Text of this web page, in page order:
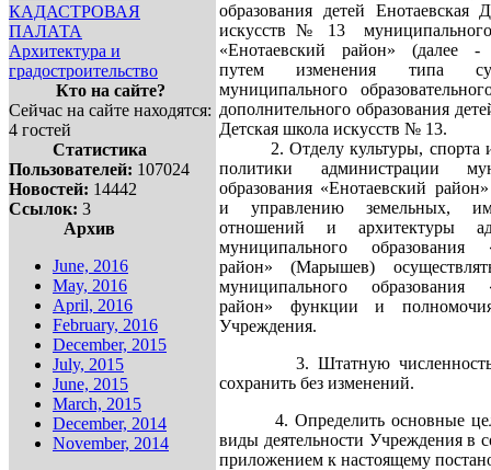
КАДАСТРОВАЯ
ПАЛАТА
Архитектура и
градостроительство
Кто на сайте?
Сейчас на сайте находятся:
4 гостей
Статистика
Пользователей: 107024
Новостей: 14442
Ссылок: 3
Архив
June, 2016
May, 2016
April, 2016
February, 2016
December, 2015
July, 2015
June, 2015
March, 2015
December, 2014
November, 2014
образования детей Енотаевская
искусств № 13 муниципального
«Енотаевский район» (далее -
путем изменения типа
муниципального
дополнительного образования
Детская школа искусств № 13.
2. Отделу культуры, спорта
политики администрации
образования «Енотаевский
и управлению земельных,
отношений и архитектуры
муниципального образования
район» (Марышев)
муниципального образования
район» функции и полномочия
Учреждения.
3. Штатную численность
сохранить без изменений.
4. Определить основные
виды деятельности Учреждения в
приложением к настоящему